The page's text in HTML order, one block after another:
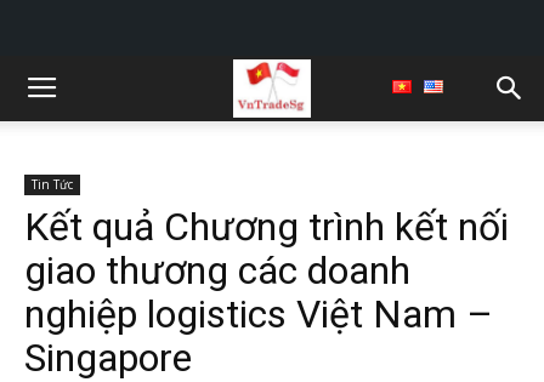
Tin Tức
Kết quả Chương trình kết nối
giao thương các doanh
nghiệp logistics Việt Nam –
Singapore